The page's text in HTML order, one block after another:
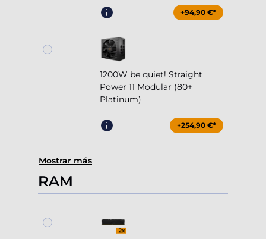
+94,90 €*
1200W be quiet! Straight
Power 11 Modular (80+
Platinum)
+254,90 €*
Mostrar más
RAM